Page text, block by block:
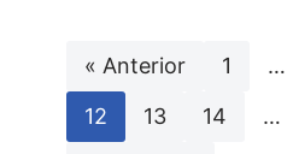
« Anterior 1 …
12
13 14 …